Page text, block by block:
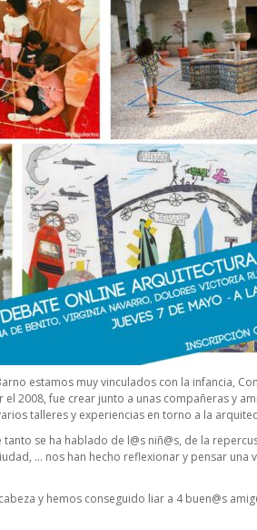
estamos muy vinculados con la infancia,
2008, fue crear junto a unas compañeras y
talleres y experiencias en torno a la
se ha hablado de l@s niñ@s, de la
… nos han hecho reflexionar y pensar una
y hemos conseguido liar a 4 buen@s